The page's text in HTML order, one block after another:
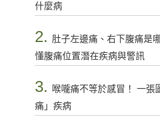
什麼病
2. 肚子左邊痛、右下腹痛是
懂腹痛位置潛在疾病與警訊
3.
喉嚨痛不等於感冒！ 一張
痛」疾病